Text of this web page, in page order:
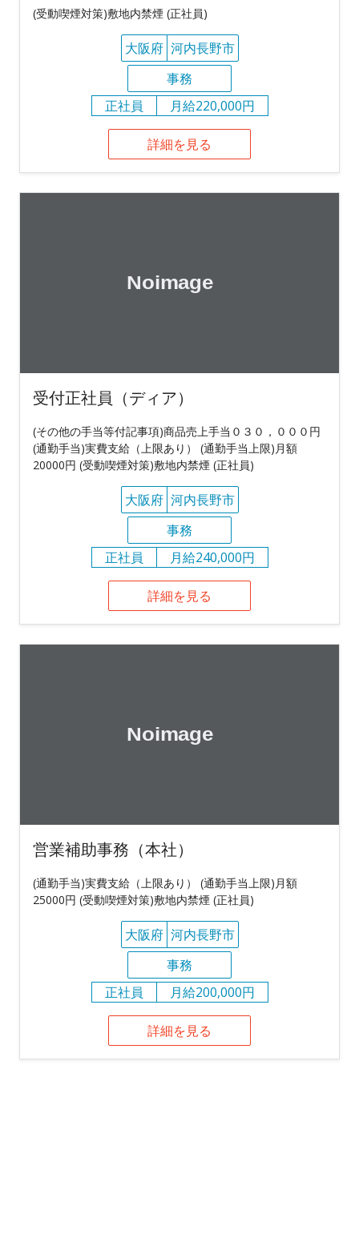
(受動喫煙対策)敷地内禁煙 (正社員)
大阪府 河内長野市
事務
正社員
月給220,000円
詳細を見る
受付正社員（ディア）
(その他の手当等付記事項)商品売上手当０３０，０００円
(通勤手当)実費支給（上限あり） (通勤手当上限)月額
20000円 (受動喫煙対策)敷地内禁煙 (正社員)
大阪府 河内長野市
事務
正社員
月給240,000円
詳細を見る
営業補助事務（本社）
(通勤手当)実費支給（上限あり） (通勤手当上限)月額
25000円 (受動喫煙対策)敷地内禁煙 (正社員)
大阪府 河内長野市
事務
正社員
月給200,000円
詳細を見る